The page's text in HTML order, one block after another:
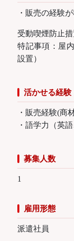
・販売の経験
受動喫煙防止
特記事項：屋
設置）
活かせる経験
・販売経験(商
・語学力（英
募集人数
1
雇用形態
派遣社員